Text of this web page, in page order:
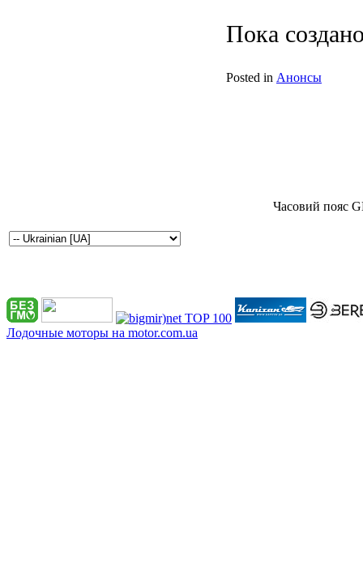
Пока
Posted in Анонсы
Часовий пояс
Лодочные моторы на motor.com.ua